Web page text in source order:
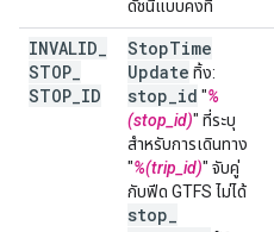
ดัชนีแบบคงที่
INVALID
STOP
STOP ID
StopTime
Update ทิ้ง:
stop id "%
(stop_id)" ที่ระบุ
สำหรับการเดินทาง
"%(trip_id)" จับคู่
กับฟีด GTFS ไม่ได้
stop